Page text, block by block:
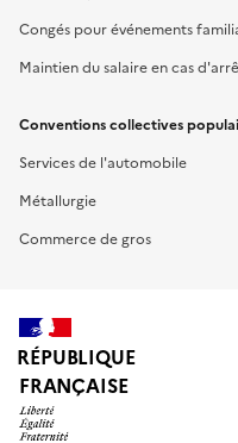
Congés pour événements
Maintien du salaire en cas
Conventions collectives
Services de l'automobile
Métallurgie
Commerce de gros
RÉPUBLIQUE
FRANÇAISE